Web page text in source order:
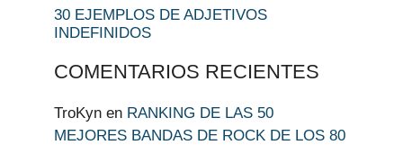
30 EJEMPLOS DE ADJETIVOS
INDEFINIDOS
COMENTARIOS RECIENTES
TroKyn en RANKING DE LAS 50
MEJORES BANDAS DE ROCK DE LOS 80